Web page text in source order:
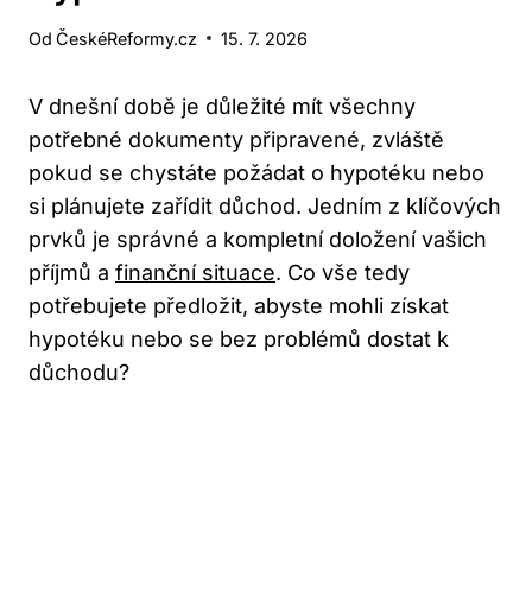
Od ČeskéReformy.cz 15. 7. 2026
V dnešní době je důležité mít všechny
potřebné dokumenty připravené, zvláště
pokud se chystáte požádat o hypotéku nebo
si plánujete zařídit důchod. Jedním z klíčových
prvků je správné a kompletní doložení vašich
příjmů a finanční situace. Co vše tedy
potřebujete předložit, abyste mohli získat
hypotéku nebo se bez problémů dostat k
důchodu?